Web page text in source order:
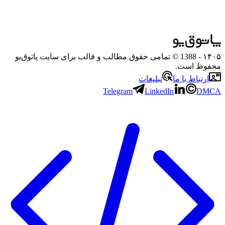
۱۴۰۵
- 1388 © تمامی حقوق مطالب و قالب برای سایت پاتوق‌یو
محفوظ است.
ارتباط با ما
تبلیغات
Telegram
LinkedIn DMCA